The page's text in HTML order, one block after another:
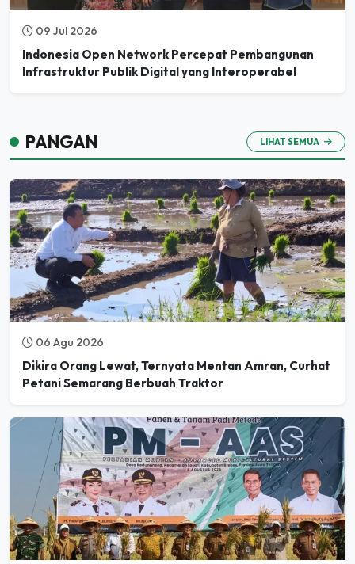
09 Jul 2026
Indonesia Open Network Percepat Pembangunan
Infrastruktur Publik Digital yang Interoperabel
PANGAN LIHAT SEMUA
06 Agu 2026
Dikira Orang Lewat, Ternyata Mentan Amran, Curhat
Petani Semarang Berbuah Traktor